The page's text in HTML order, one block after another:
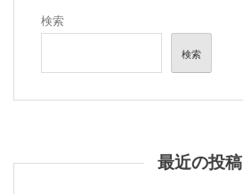
送
検索
検索
最近の投稿